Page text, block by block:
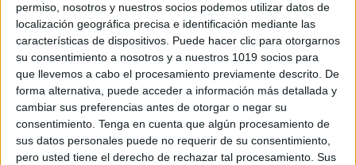
permiso, nosotros y nuestros socios podemos utilizar datos de
localización geográfica precisa e identificación mediante las
características de dispositivos. Puede hacer clic para otorgarnos
su consentimiento a nosotros y a nuestros 1019 socios para
que llevemos a cabo el procesamiento previamente descrito. De
forma alternativa, puede acceder a información más detallada y
cambiar sus preferencias antes de otorgar o negar su
consentimiento. Tenga en cuenta que algún procesamiento de
sus datos personales puede no requerir de su consentimiento,
pero usted tiene el derecho de rechazar tal procesamiento. Sus
Todos los Modelos Examen PAU
selectividad 2025
Publicado el 2 junio, 2025
¡Prepárate para la PAU 2025: Analizando los Modelos
de Examen! ¡Hola a todos los estudiantes de 2º de
Bachillerato que estáis en la recta final! Sé que estas
semanas previas […]